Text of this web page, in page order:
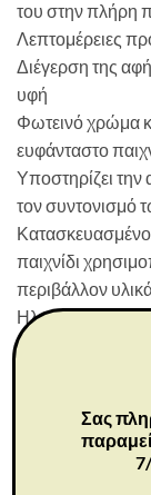
του στην πλήρη
Λεπτομέρειες
Διέγερση της
υφή
Φωτεινό χρώμα
ευφάνταστο
Υποστηρίζει την
τον συντονισμό
παιχνίδι
περιβάλλον
Ηλικίες: 3+
Διαστάσεις:
Περιεχόμενα: 3
επίβλεψη ενός
Σας